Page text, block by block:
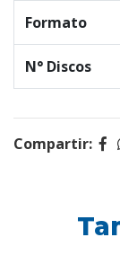
Formato
N° Discos
Compartir: